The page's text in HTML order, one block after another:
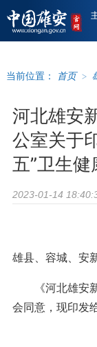
当前位置： 首页 >
河北雄安
公室关于
五”卫生
2023-01-14
雄县、容城、安
《河北雄安新
会同意，现印发